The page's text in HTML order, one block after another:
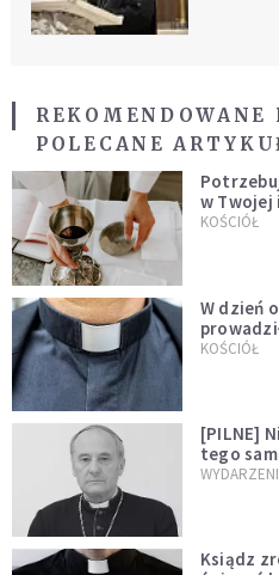
POLECANE
w Twojej
KOŚCIÓŁ
W dzień
kazał mu
KOŚCIÓŁ
[PILNE]
tego
Ksiądz